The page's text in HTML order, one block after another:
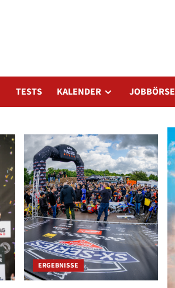
TESTS KALENDER JOBBÖRSE
ERGEBNISSE